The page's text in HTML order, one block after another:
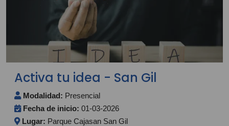
Activa tu idea - San Gil
Modalidad: Presencial
Fecha de inicio: 01-03-2026
Lugar: Parque Cajasan San Gil